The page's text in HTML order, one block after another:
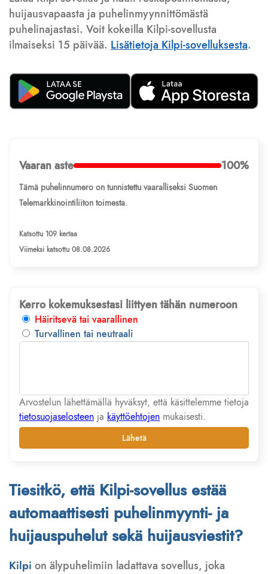
huijausvapaasta ja puhelinmyynnittömästä
puhelinajastasi. Voit kokeilla Kilpi-sovellusta
ilmaiseksi 15 päivää. Lisätietoja Kilpi-sovelluksesta.
Vaaran aste 100%
Tämä puhelinnumero on tunnistettu vaaralliseksi Suomen
Telemarkkinointiliiton toimesta.
Katsottu 109 kertaa
Viimeksi katsottu 08.08.2026
Kerro kokemuksestasi liittyen tähän numeroon
Häiritsevä tai vaarallinen
Turvallinen tai neutraali
Arvostelun lähettämällä hyväksyt, että käsittelemme tietoja
tietosuojaselosteen ja käyttöehtojen mukaisesti.
Lähetä
Tiesitkö, että Kilpi-sovellus estää
automaattisesti puhelinmyynti- ja
huijauspuhelut sekä huijausviestit?
Kilpi on älypuhelimiin ladattava sovellus, joka